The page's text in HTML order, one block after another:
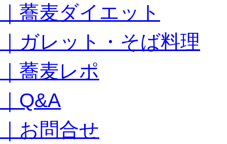
｜蕎麦ダイエット
｜ガレット・そば料理
｜蕎麦レポ
｜Q&A
｜お問合せ